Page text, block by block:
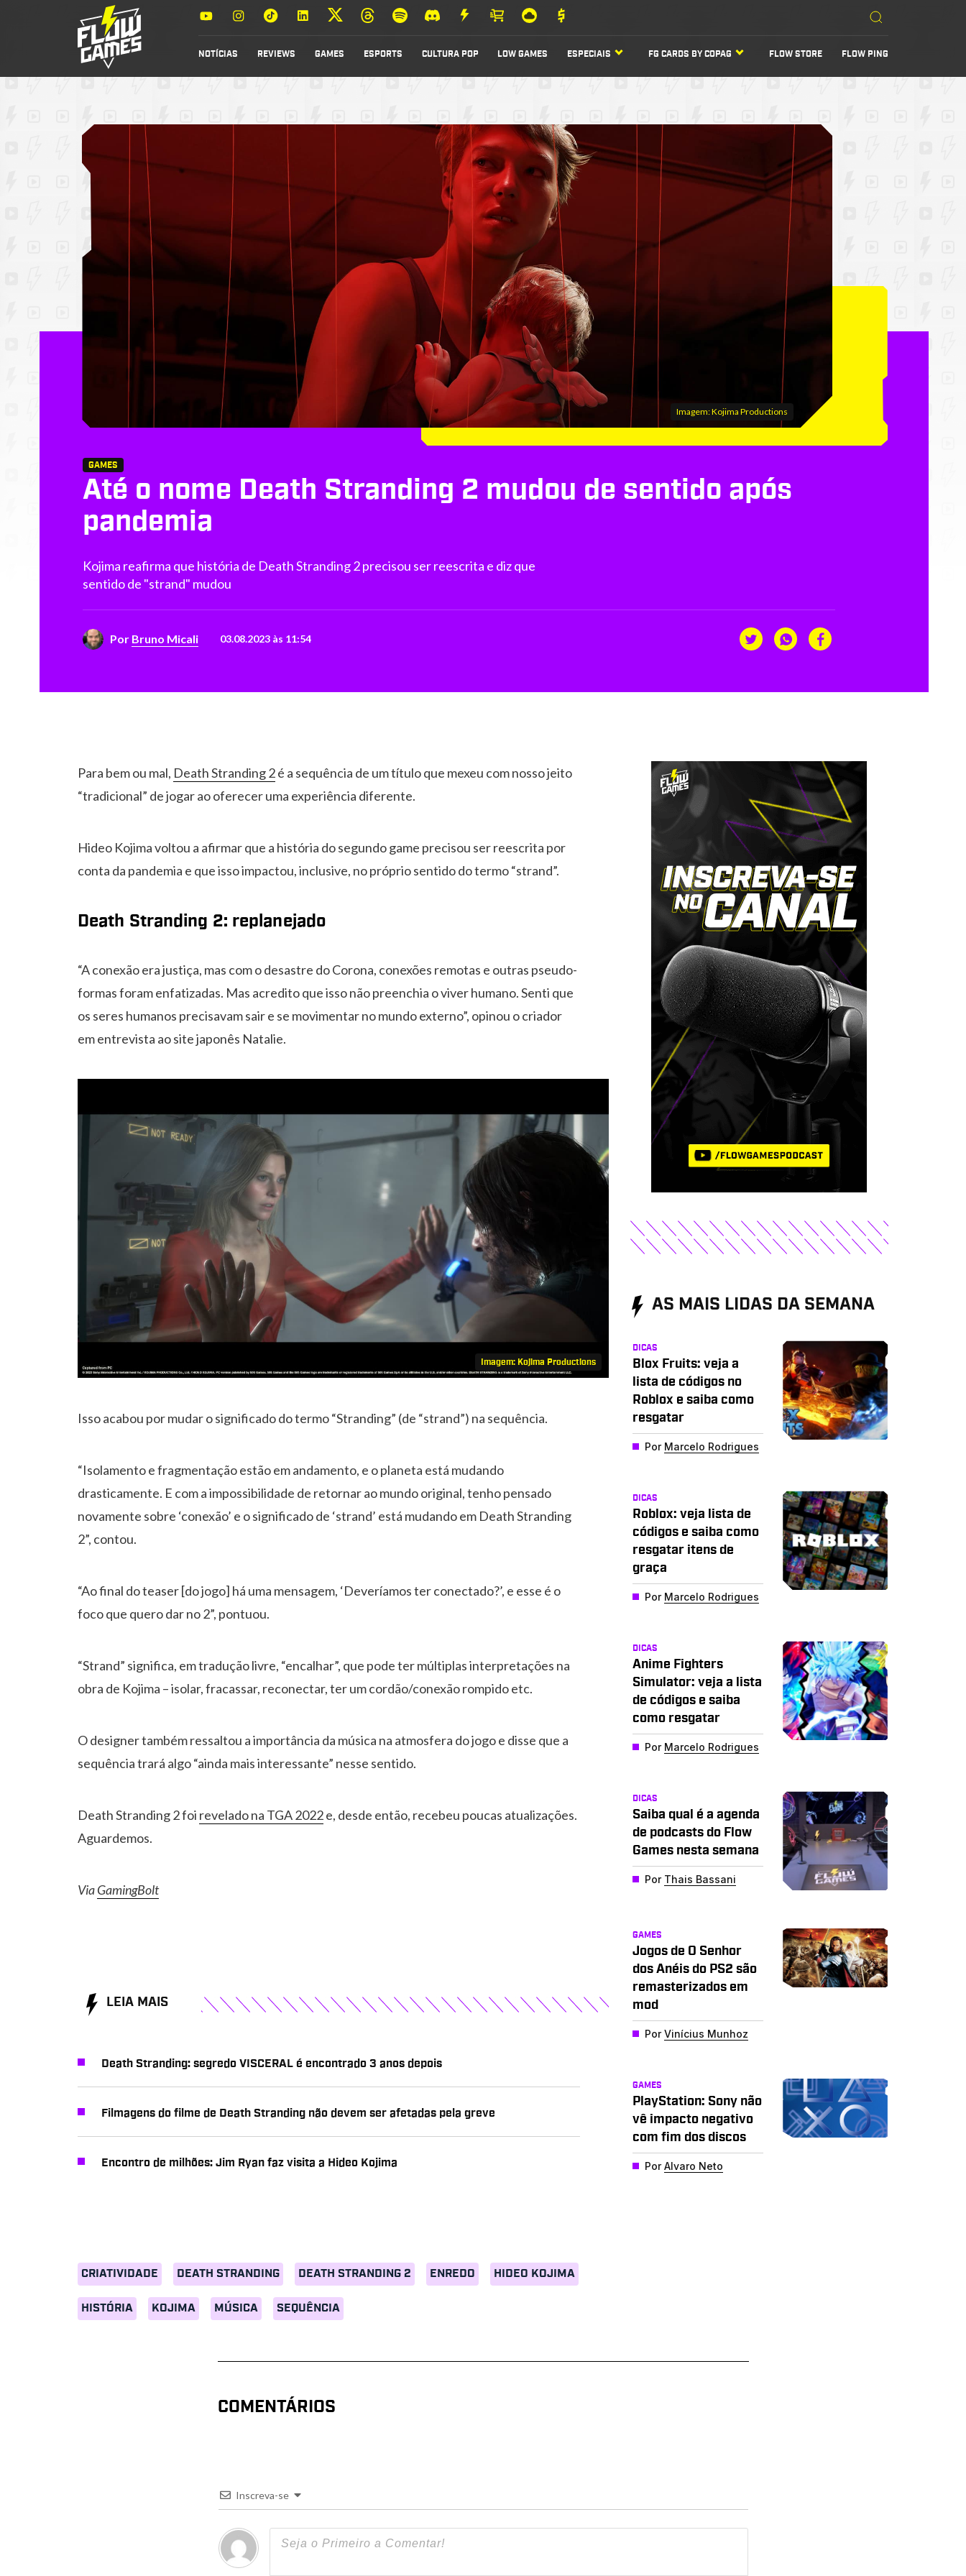
NOTÍCIAS REVIEWS GAMES ESPORTS CULTURA POP LOW GAMES ESPECIAIS FG CARDS BY COPAG FLOW STORE FLOW PING
Imagem: Kojima Productions
GAMES
Até o nome Death Stranding 2 mudou de sentido após
pandemia
Kojima reafirma que história de Death Stranding 2 precisou ser reescrita e diz que
sentido de "strand" mudou
Por Bruno Micali 03.08.2023 às 11:54
Para bem ou mal, Death Stranding 2é a sequência de um título que mexeu com nosso jeito
“tradicional” de jogar ao oferecer uma experiência diferente.
Hideo Kojima voltou a afirmar que a história do segundo game precisou ser reescrita por
conta da pandemia e que isso impactou, inclusive, no próprio sentido do termo “strand”.
Death Stranding 2: replanejado
“A conexão era justiça, mas com o desastre do Corona, conexões remotas e outras pseudo-
formas foram enfatizadas. Mas acredito que isso não preenchia o viver humano. Senti que
os seres humanos precisavam sair e se movimentar no mundo externo”, opinou o criador
em entrevista ao site japonês Natalie.
Imagem: Kojima Productions
Isso acabou por mudar o significado do termo “Stranding” (de “strand”) na sequência.
“Isolamento e fragmentação estão em andamento, e o planeta está mudando
drasticamente. E com a impossibilidade de retornar ao mundo original, tenho pensado
novamente sobre ‘conexão’ e o significado de ‘strand’ está mudando em Death Stranding
2”, contou.
“Ao final do teaser [do jogo] há uma mensagem, ‘Deveríamos ter conectado?’, e esse é o
foco que quero dar no 2”, pontuou.
“Strand” significa, em tradução livre, “encalhar”, que pode ter múltiplas interpretações na
obra de Kojima – isolar, fracassar, reconectar, ter um cordão/conexão rompido etc.
O designer também ressaltou a importância da música na atmosfera do jogo e disse que a
sequência trará algo “ainda mais interessante” nesse sentido.
Death Stranding 2 foi revelado na TGA 2022e, desde então, recebeu poucas atualizações.
Aguardemos.
ViaGamingBolt
CRIATIVIDADE DEATH STRANDING DEATH STRANDING 2 ENREDO HIDEO KOJIMA
HISTÓRIA KOJIMA MÚSICA SEQUÊNCIA
LEIA MAIS
Death Stranding: segredo VISCERAL é encontrado 3 anos depois
Filmagens do filme de Death Stranding não devem ser afetadas pela greve
Encontro de milhões: Jim Ryan faz visita a Hideo Kojima
AS MAIS LIDAS DA SEMANA
DICAS
Blox Fruits: veja a
lista de códigos no
Roblox e saiba como
resgatar
Por Marcelo Rodrigues
DICAS
Roblox: veja lista de
códigos e saiba como
resgatar itens de
graça
Por Marcelo Rodrigues
DICAS
Anime Fighters
Simulator: veja a lista
de códigos e saiba
como resgatar
Por Marcelo Rodrigues
DICAS
Saiba qual é a agenda
de podcasts do Flow
Games nesta semana
Por Thais Bassani
GAMES
Jogos de O Senhor
dos Anéis do PS2 são
remasterizados em
mod
PorVinícius Munhoz
GAMES
PlayStation: Sony não
vê impacto negativo
com fim dos discos
PorAlvaro Neto
COMENTÁRIOS
Inscreva-se